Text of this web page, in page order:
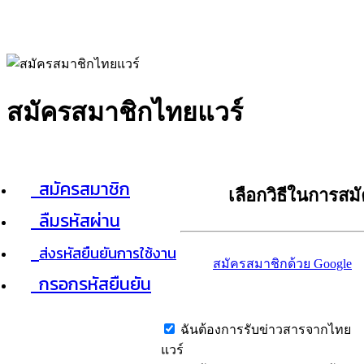
สมัครสมาชิกไทยแวร์
สมัครสมาชิก
ลืมรหัสผ่าน
ส่งรหัสยืนยันการใช้งาน
กรอกรหัสยืนยัน
เลือกวิธีในการส
สมัครสมาชิกด้วย Google
ฉันต้องการรับข่าวสารจากไทย
แวร์